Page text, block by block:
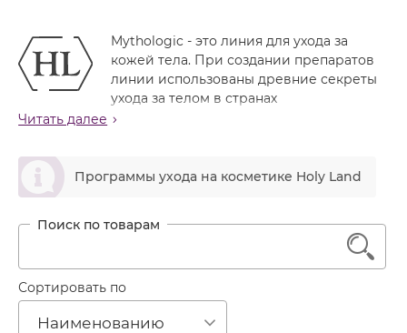
Крем солнцезащитный
Крем тональный
Мусс
Мыло
Набор косметики
Пудра
Заживление
Лечение акне
Обновление кожи
Очищение
Против морщин
Увлажнение
Канада
Россия
Mythologic - это линия для ухода за
кожей тела. При создании препаратов
линии использованы древние секреты
ухода за телом в странах
средиземноморского бассейна. Активные
которые в свое время использовали знатные
представители древней Греции и Египта. Мудрость
веков переплелась с научными достижениями
почувствовать себя богиней, нежащейся в райских
препараты для проведения SPA процедур, а также
эффективного ухода за кожей тела в домашних
условиях.
Читать далее
ဆ Программы ухода на косметике Holy Land
1
Сортировать по
Наименованию